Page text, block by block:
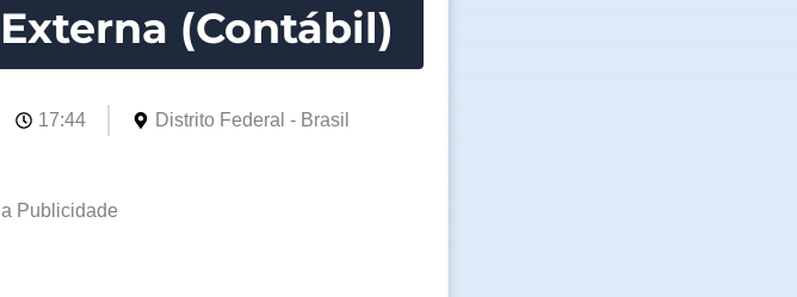
(Contábil)
17:44 Distrito Federal - Brasil
Publicidade